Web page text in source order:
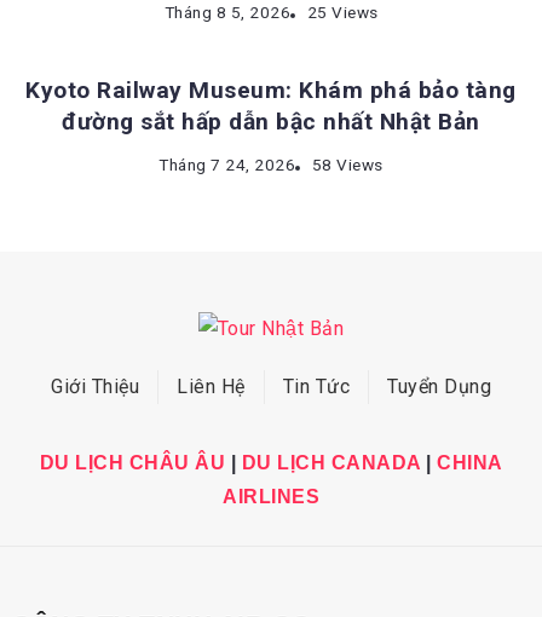
Tháng 8 5, 2026 25 Views
ĐỊA ĐIỂM DU LỊCH NHẬT BẢN
Kyoto Railway Museum: Khám phá bảo tàng
đường sắt hấp dẫn bậc nhất Nhật Bản
Tháng 7 24, 2026 58 Views
Giới Thiệu Liên Hệ Tin Tức Tuyển Dụng
DU LỊCH CHÂU ÂU DU LỊCH CANADA
CHINA
AIRLINES